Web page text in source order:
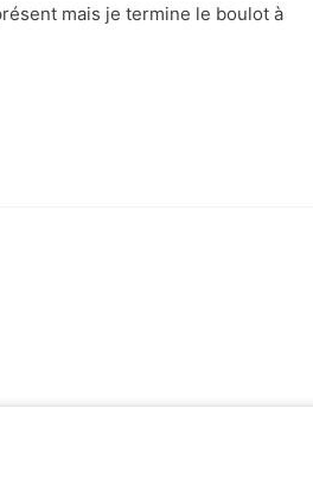
mais je termine le boulot à